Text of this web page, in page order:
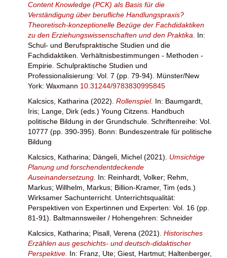
Content Knowledge (PCK) als Basis für die
Verständigung über berufliche Handlungspraxis?
Theoretisch-konzeptionelle Bezüge der Fachdidaktiken
zu den Erziehungswissenschaften und den Praktika. In:
Schul- und Berufspraktische Studien und die
Fachdidaktiken. Verhältnisbestimmungen - Methoden -
Empirie. Schulpraktische Studien und
Professionalisierung: Vol. 7 (pp. 79-94). Münster/New
York: Waxmann 10.31244/9783830995845
Kalcsics, Katharina (2022). Rollenspiel. In: Baumgardt,
Iris; Lange, Dirk (eds.) Young Citzens. Handbuch
politische Bildung in der Grundschule. Schriftenreihe: Vol.
10777 (pp. 390-395). Bonn: Bundeszentrale für politische
Bildung
Kalcsics, Katharina; Dängeli, Michel (2021). Umsichtige
Planung und forschendentdeckende
Auseinandersetzung. In: Reinhardt, Volker; Rehm,
Markus; Willhelm, Markus; Billion-Kramer, Tim (eds.)
Wirksamer Sachunterricht. Unterrichtsqualität:
Perspektiven von Expertinnen und Experten: Vol. 16 (pp.
81-91). Baltmannsweiler / Hohengehren: Schneider
Kalcsics, Katharina; Pisall, Verena (2021). Historisches
Erzählen aus geschichts- und deutsch-didaktischer
Perspektive. In: Franz, Ute; Giest, Hartmut; Haltenberger,